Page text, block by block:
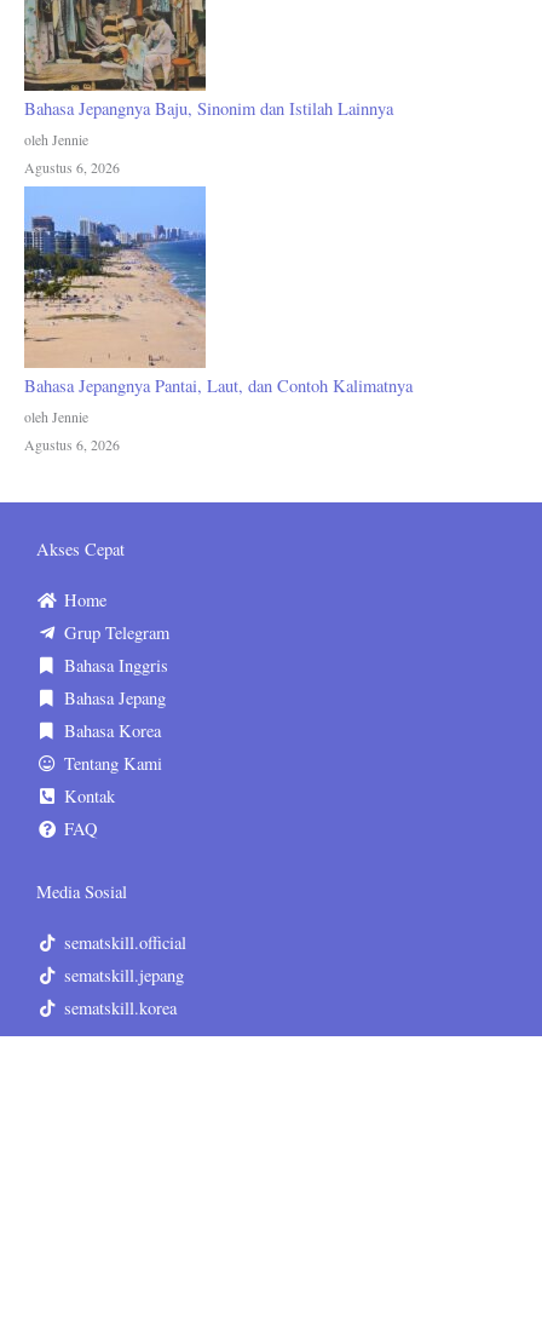
Bahasa Jepangnya Baju, Sinonim dan Istilah Lainnya
oleh Jennie
Agustus 6, 2026
Bahasa Jepangnya Pantai, Laut, dan Contoh Kalimatnya
oleh Jennie
Agustus 6, 2026
Akses Cepat
Home
Grup Telegram
Bahasa Inggris
Bahasa Jepang
Bahasa Korea
Tentang Kami
Kontak
FAQ
Media Sosial
sematskill.official
sematskill.jepang
sematskill.korea